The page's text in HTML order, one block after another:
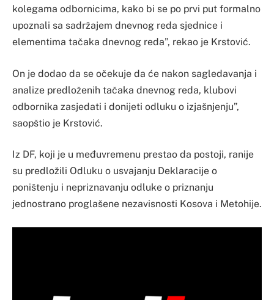
kolegama odbornicima, kako bi se po prvi put formalno
upoznali sa sadržajem dnevnog reda sjednice i
elementima tačaka dnevnog reda”, rekao je Krstović.
On je dodao da se očekuje da će nakon sagledavanja i
analize predloženih tačaka dnevnog reda, klubovi
odbornika zasjedati i donijeti odluku o izjašnjenju”,
saopštio je Krstović.
Iz DF, koji je u međuvremenu prestao da postoji, ranije
su predložili Odluku o usvajanju Deklaracije o
poništenju i nepriznavanju odluke o priznanju
jednostrano proglašene nezavisnosti Kosova i Metohije.